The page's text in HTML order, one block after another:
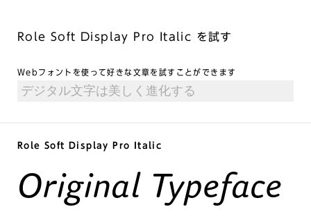
Role Soft Display Pro Italic を試す
Webフォントを使って好きな文章を試すことができます
Role Soft Display Pro Italic
Original Typeface